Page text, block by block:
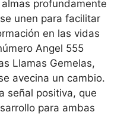
profundamente
unen para facilitar
en las vidas
Angel 555
Llamas Gemelas,
avecina un cambio.
señal positiva, que
para ambas